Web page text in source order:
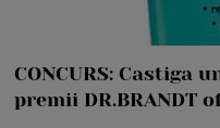
CONCURS: Castiga
premii DR.BRANDT